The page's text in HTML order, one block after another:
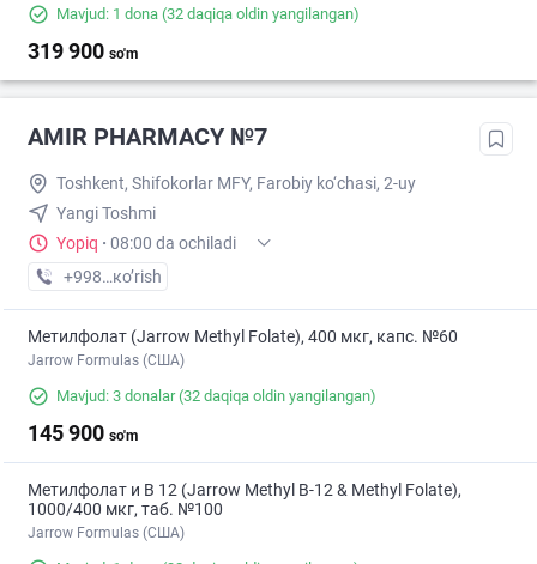
Mavjud: 1 dona (32 daqiqa oldin yangilangan)
319 900 so'm
AMIR PHARMACY №7
Toshkent, Shifokorlar MFY, Farobiy ko‘chasi, 2-uy
Yangi Toshmi
Yopiq · 08:00 da ochiladi
+998 (77) XXX-XX-XX
кo’rish
Метилфолат (Jarrow Methyl Folate), 400 мкг, капс. №60
Jarrow Formulas (США)
Mavjud: 3 donalar(32 daqiqa oldin yangilangan)
145 900 so'm
Метилфолат и В 12 (Jarrow Methyl B-12 & Methyl Folate),
1000/400 мкг, таб. №100
Jarrow Formulas (США)